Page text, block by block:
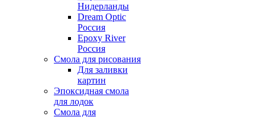
Нидерланды
Dream Optic
Россия
Epoxy River
Россия
Смола для рисования
Для заливки
картин
Эпоксидная смола
для лодок
Смола для